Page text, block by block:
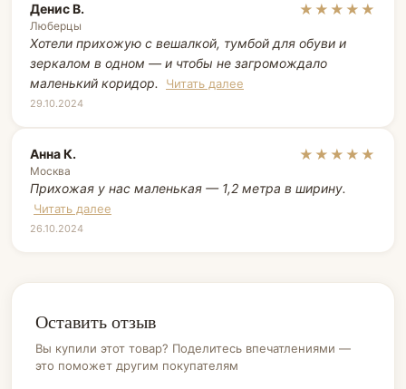
Денис В.
Люберцы
★★★★★
Хотели прихожую с вешалкой, тумбой для обуви и
зеркалом в одном — и чтобы не загромождало
маленький коридор.
Читать далее
29.10.2024
Анна К.
Москва
★★★★★
Прихожая у нас маленькая — 1,2 метра в ширину.
Читать далее
26.10.2024
Оставить отзыв
Вы купили этот товар? Поделитесь впечатлениями —
это поможет другим покупателям